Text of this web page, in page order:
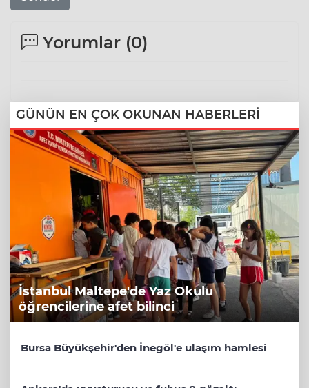
Yorumlar (0)
GÜNÜN EN ÇOK OKUNAN HABERLERİ
İstanbul Maltepe'de Yaz Okulu
öğrencilerine afet bilinci
Bursa Büyükşehir'den İnegöl'e ulaşım hamlesi